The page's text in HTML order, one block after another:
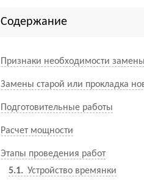
Содержание
Признаки необходимости
Замены старой или прокладка
Подготовительные работы
Расчет мощности
Этапы проведения работ
5.1
Устройство времянки